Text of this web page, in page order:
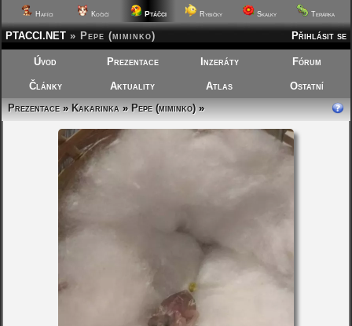
Hafíci Kočičí Ptáčci Rybičky Skalky Terárka
Přihlásit se
PTACCI.NET » Pepe (miminko)
Úvod Prezentace Inzeráty Fórum
Články Aktuality Atlas
Ostatní
Prezentace»Kakarinka»Pepe (miminko)»